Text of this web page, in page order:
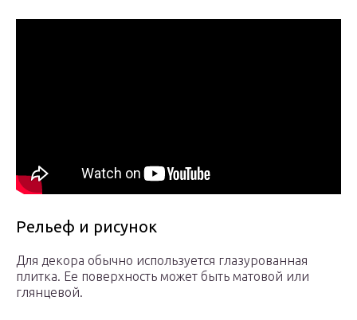
Рельеф и рисунок
Для декора обычно используется глазурованная
плитка. Ее поверхность может быть матовой или
глянцевой.